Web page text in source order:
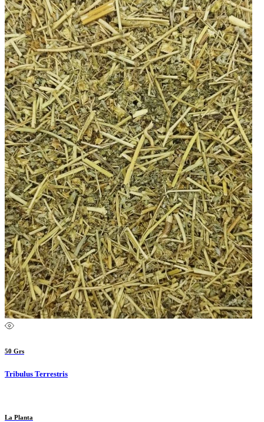
50 Grs
Tribulus Terrestris
La Planta